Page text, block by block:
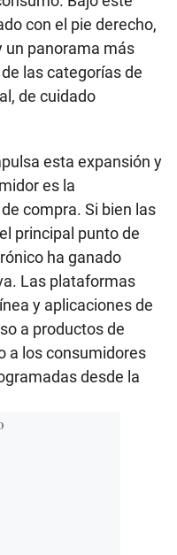
con el pie derecho,
panorama más
las categorías de
de cuidado
esta expansión y
es la
compra. Si bien las
principal punto de
ha ganado
Las plataformas
y aplicaciones de
a productos de
a los consumidores
desde la